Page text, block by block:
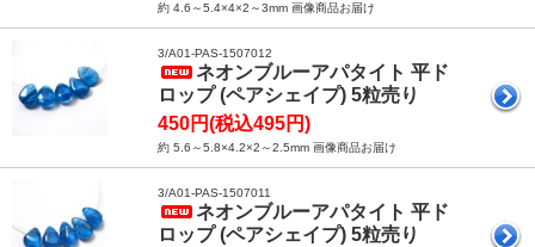
約 4.6～5.4×4×2～3mm 画像商品お届け
3/A01-PAS-1507012
ネオンブルーアパタイト 平ド
ロップ (ペアシェイプ) 5粒売り
450円(税込495円)
約 5.6～5.8×4.2×2～2.5mm 画像商品お届け
3/A01-PAS-1507011
ネオンブルーアパタイト 平ド
ロップ (ペアシェイプ) 5粒売り